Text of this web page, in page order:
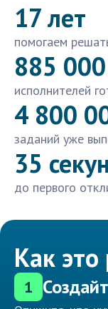
17 лет
помогаем
885 000
исполнителей
4 800
заданий уже
35
до первого
Как это
1